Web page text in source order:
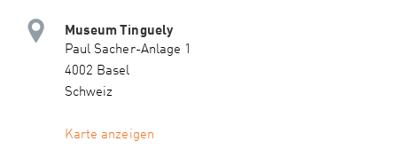
Museum Tinguely
Paul Sacher-Anlage 1
4002 Basel
Schweiz
Karte anzeigen